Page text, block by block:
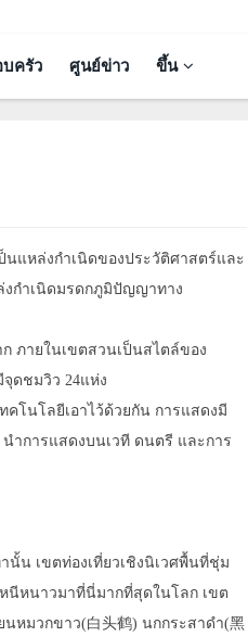
บครัว ศูนย์ข่าว ขึ้น
นแหล่งกำเนิดของประวัติศาสตร์และ
งกำเนิดมรดกภูมิปัญญาทาง
ภายในเขตสวนเป็นสไตล์ของ
ดชมวิว 24แห่ง
โนโลยีเอาไว้ด้วยกัน การแสดงมี
ำการแสดงบนเวที ดนตรี และการ
นั้น เขตท่องเที่ยวเชิงนิเวศพื้นที่ชุ่ม
หนีหนาวมาที่นี่มากที่สุดในโลก เขต
หมวกขาว(白头鹤) นกกระสาดำ(黑